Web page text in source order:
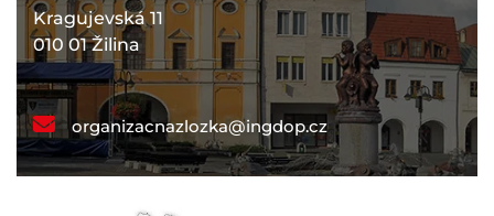
Kragujevská 11
010 01 Žilina
organizacnazlozka@ingdop.cz